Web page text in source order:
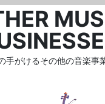
手がけるその他の音楽事